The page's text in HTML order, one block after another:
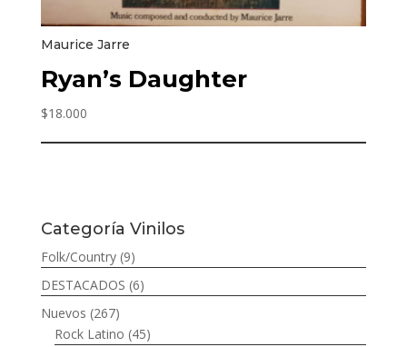
Maurice Jarre
Ryan’s Daughter
$18.000
Categoría Vinilos
Folk/Country (9)
DESTACADOS (6)
Nuevos (267)
Rock Latino (45)